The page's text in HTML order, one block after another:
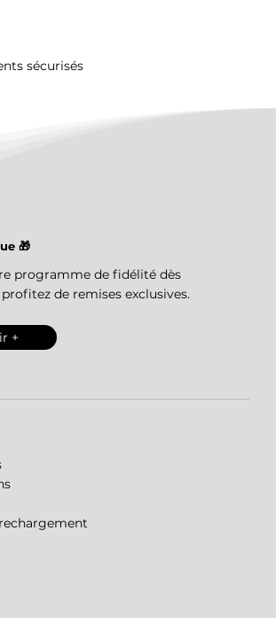
sécurisés
🎁
programme de fidélité dès
de remises exclusives.
+